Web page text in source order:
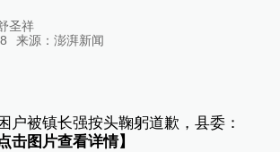
圣祥
来源： 澎湃新闻
户被镇长强按头鞠躬道歉，县委：
击图片查看详情】